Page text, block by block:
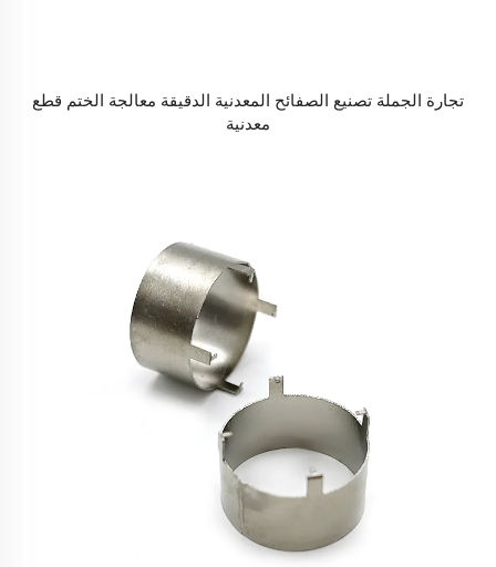
تجارة الجملة تصنيع الصفائح المعدنية الدقيقة معالجة الختم قطع
معدنية